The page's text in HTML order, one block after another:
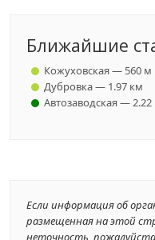
Ближайшие
Кожуховская — 560 м
Дубровка — 1.97 км
Автозаводская — 2.22
Если информация об
размещенная на этой
неточность, пожалуйста,